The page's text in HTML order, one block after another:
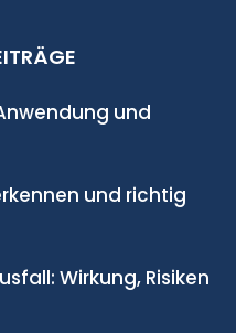
und
und richtig
Wirkung, Risiken